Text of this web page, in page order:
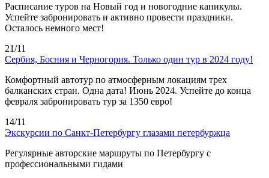
Расписание туров на Новый год и новогодние каникулы.
Успейте забронировать и активно провести праздники.
Осталось немного мест!
21/11
Сербия, Босния и Черногория. Только один тур в 2024 году!
Комфортный автотур по атмосферным локациям трех
балканских стран. Одна дата! Июнь 2024. Успейте до конца
февраля забронировать тур за 1350 евро!
14/11
Экскурсии по Санкт-Петербургу глазами петербуржца
Регулярные авторские маршруты по Петербургу с
профессиональными гидами